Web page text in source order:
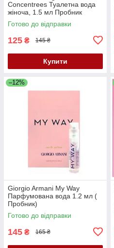
Concentrees Туалетна вода
жіноча, 1.5 мл Пробник
Готово до відправки
125 ₴ 145 ₴
Купити
–12%
Giorgio Armani My Way
Парфумована вода 1.2 мл (
Пробник)
Готово до відправки
145 ₴ 165 ₴